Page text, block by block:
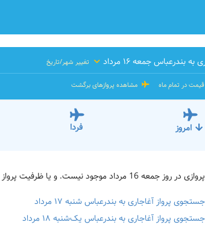
به بندرعباس جمعه ۱۶ مرداد تغییر شهر/تاریخ
در تمام ماه مشاهده پروازهای برگشت
امروز فردا
پروازی در روز جمعه 16 مرداد موجود نیست. و یا ظرفیت پرواز پر شده است. پرواز برای تاریخ‌های زیر را چک کنید:
جستجوی پرواز آغاجاری به بندرعباس شنبه ۱۷ مرداد
جستجوی پرواز آغاجاری به بندرعباس یک‌شنبه ۱۸ مرداد